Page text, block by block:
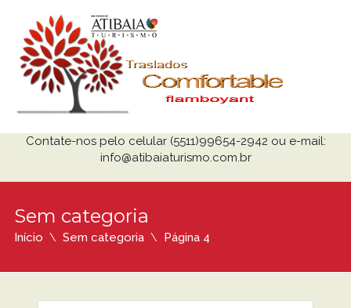
Contate-nos pelo celular (5511)99654-2942 ou e-mail:
info@atibaiaturismo.com.br
Sem categoria
Início Sem categoria Página 4